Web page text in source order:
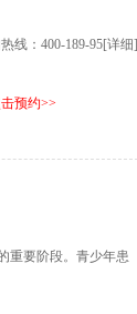
线：400-189-95[详细]
预约>>
重要阶段。青少年患